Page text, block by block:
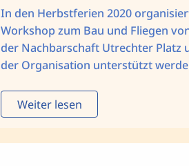
In den Herbstferien 2020
Workshop zum Bau und Fliegen
der Nachbarschaft Utrechter Platz
der Organisation unterstützt
Weiter lesen